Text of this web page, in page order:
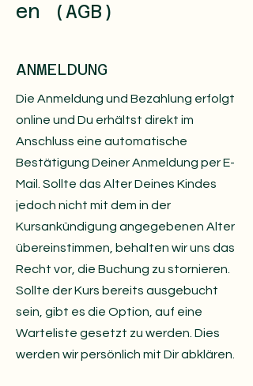
en (AGB)
ANMELDUNG
Die Anmeldung und Bezahlung erfolgt
online und Du erhältst direkt im
Anschluss eine automatische
Bestätigung Deiner Anmeldung per E-
Mail. Sollte das Alter Deines Kindes
jedoch nicht mit dem in der
Kursankündigung angegebenen Alter
übereinstimmen, behalten wir uns das
Recht vor, die Buchung zu stornieren.
Sollte der Kurs bereits ausgebucht
sein, gibt es die Option, auf eine
Warteliste gesetzt zu werden. Dies
werden wir persönlich mit Dir abklären.